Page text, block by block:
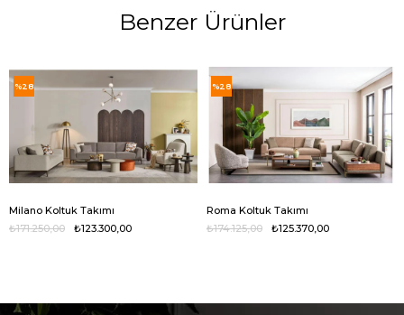
Benzer Ürünler
Milano Koltuk Takımı
₺123.300,00
₺171.250,00
%28
Roma Koltuk Takımı
₺125.370,00
₺174.125,00
%28